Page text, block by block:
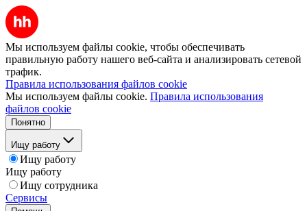
Мы используем файлы cookie, чтобы обеспечивать
правильную работу нашего веб-сайта и анализировать сетевой
трафик.
Правила использования файлов cookie
Мы используем файлы cookie. Правила использования
файлов cookie
Понятно
Ищу работу
Ищу работу
Ищу работу
Ищу сотрудника
Сервисы